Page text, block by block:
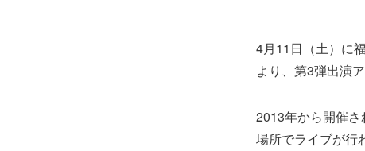
4月11日（土）に
より、第3弾出演
2013年から開催
場所でライブが行